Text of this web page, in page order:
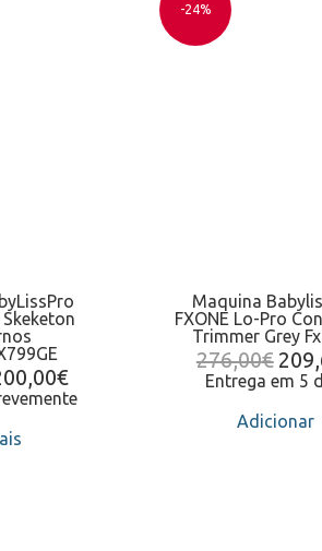
Skeketon
€
-24%
Maquina
FXONE Lo-Pro
Trimmer Grey
276,00€
Entrega em 5
Adicionar